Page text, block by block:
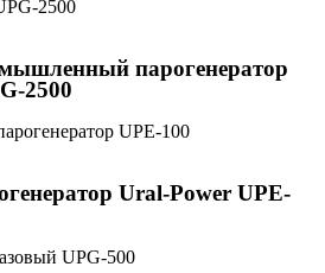
парогенератор
2500
Ural-Power UPE-